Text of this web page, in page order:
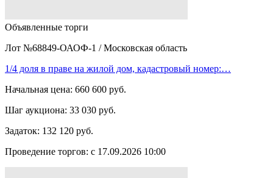
Объявленные торги
Лот №68849-ОАОФ-1 / Московская область
1/4 доля в праве на жилой дом, кадастровый номер:…
Начальная цена: 660 600 руб.
Шаг аукциона: 33 030 руб.
Задаток: 132 120 руб.
Проведение торгов: с 17.09.2026 10:00